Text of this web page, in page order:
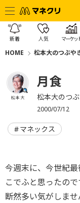
新着 人気 マーケッ
HOME 松本大のつぶや
松本 大
月食
松本大のつ
2000/07/12
マネックス
今週末に、今世紀
こでふと思ったの
断然多い気がしま